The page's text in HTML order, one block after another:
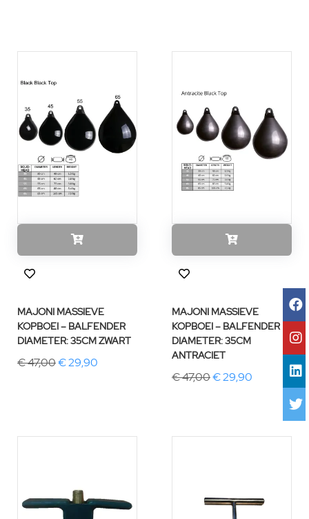
MAJONI MASSIEVE
KOPBOEI – BALFENDER
DIAMETER: 35CM ZWART
€ 47,00€ 29,90
MAJONI MASSIEVE
KOPBOEI – BALFENDER
DIAMETER: 35CM
ANTRACIET
€ 47,00€ 29,90